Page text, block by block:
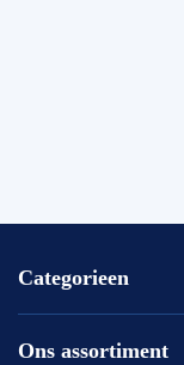
Categorieen
Altrex ladder
Ons assortiment